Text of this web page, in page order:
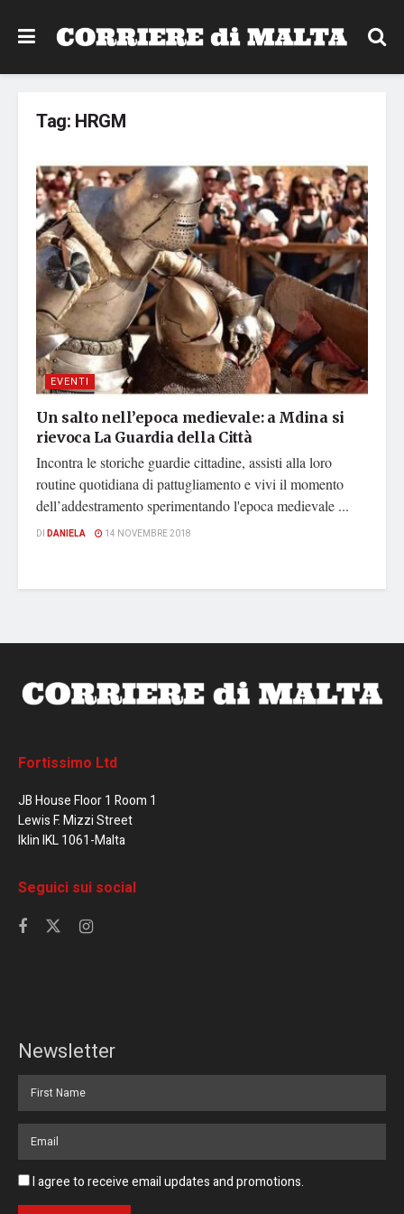
Tag: HRGM
EVENTI
Un salto nell’epoca medievale: a Mdina si
rievoca La Guardia della Città
Incontra le storiche guardie cittadine, assisti alla loro
routine quotidiana di pattugliamento e vivi il momento
dell’addestramento sperimentando l'epoca medievale ...
DI DANIELA 14 NOVEMBRE 2018
Fortissimo Ltd
JB House Floor 1 Room 1
Lewis F. Mizzi Street
Iklin IKL 1061-Malta
Seguici sui social
Newsletter
I agree to receive email updates and promotions.